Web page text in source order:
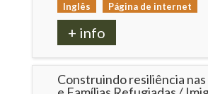
Inglês
Página de internet
+ info
Construindo resiliência nas